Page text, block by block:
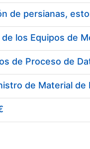
de persianas,